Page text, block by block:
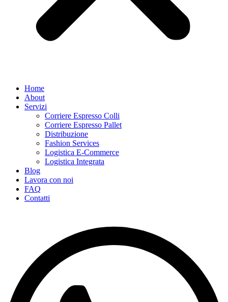
Home
About
Servizi
Corriere Espresso Colli
Corriere Espresso Pallet
Distribuzione
Fashion Services
Logistica E-Commerce
Logistica Integrata
Blog
Lavora con noi
FAQ
Contatti